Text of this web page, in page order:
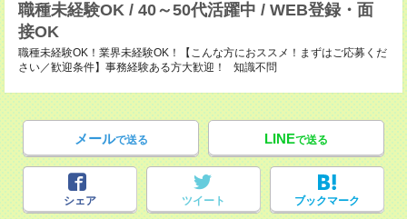
職種未経験OK / 40～50代活躍中 / WEB登録・面
接OK
職種未経験OK！業界未経験OK！【こんな方におススメ！まずはご応募くだ
さい／歓迎条件】事務経験ある方大歓迎！ 知識不問
メールで送る LINEで送る
シェア ツイート ブックマーク